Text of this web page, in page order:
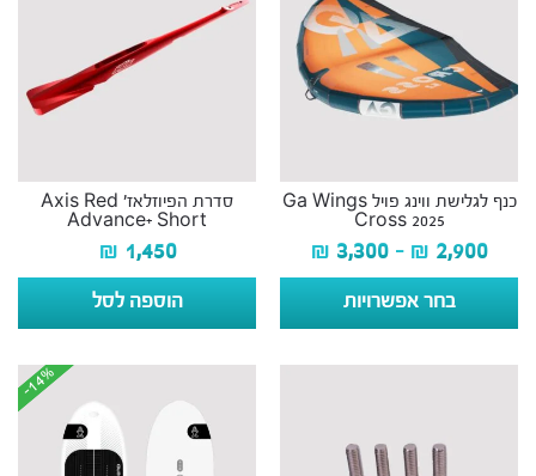
כנף לגלישת ווינג פויל Ga Wings
Cross 2025
₪ 2,900
–
₪ 3,300
בחר אפשרויות
סדרת הפיוזלאז׳ Axis Red
Advance+ Short
₪ 1,450
הוספה לסל
-14%
-14%